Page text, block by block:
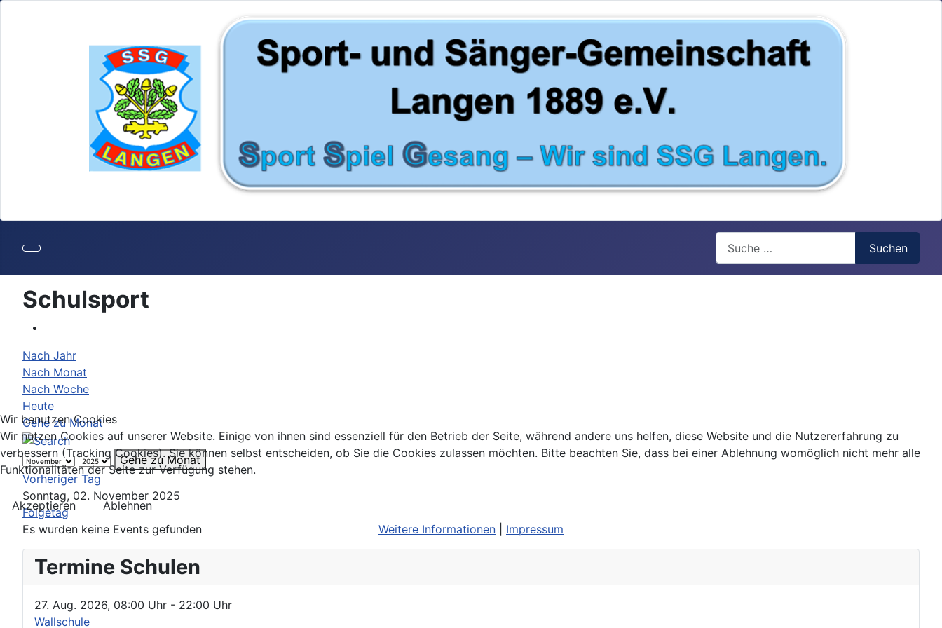
Suchen
Schulsport
Nach Jahr
Nach Monat
Nach Woche
Heute
Gehe zu Monat
Gehe zu Monat
Vorheriger Tag
Sonntag, 02. November 2025
Folgetag
Es wurden keine Events gefunden
Termine Schulen
27. Aug. 2026, 08:00 Uhr - 22:00 Uhr
Wallschule
Wir benutzen Cookies
Wir nutzen Cookies auf unserer Website. Einige von ihnen sind essenziell für den Betrieb der Seite, während andere uns helfen, diese Website und die Nutzererfahrung zu
verbessern (Tracking Cookies). Sie können selbst entscheiden, ob Sie die Cookies zulassen möchten. Bitte beachten Sie, dass bei einer Ablehnung womöglich nicht mehr alle
Funktionalitäten der Seite zur Verfügung stehen.
Akzeptieren
Ablehnen
Weitere Informationen
Impressum